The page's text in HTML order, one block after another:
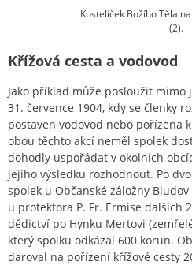
Kostelíček Božího Těla
(2).
Křížová cesta a vodovod
Jako příklad může posloužit
31. července 1904, kdy se členky
postaven vodovod nebo pořízena
obou těchto akcí neměl spolek
dohodly uspořádat v okolních
jejího výsledku rozhodnout. Po
spolek u Občanské záložny
u protektora P. Fr. Ermise dalších
dědictví po Hynku Mertovi
který spolku odkázal 600 korun.
daroval na pořízení křížové cesty